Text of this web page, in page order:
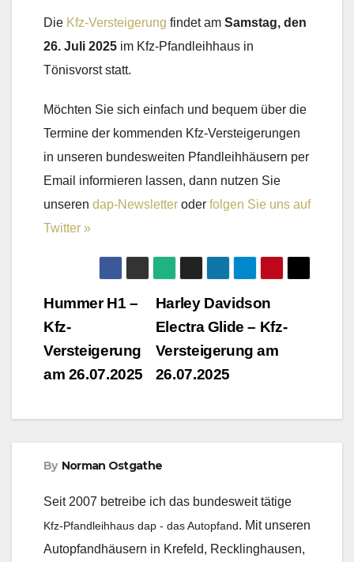
Die Kfz-Versteigerung findet am Samstag, den
26. Juli 2025 im Kfz-Pfandleihhaus in
Tönisvorst statt.
Möchten Sie sich einfach und bequem über die
Termine der kommenden Kfz-Versteigerungen
in unseren bundesweiten Pfandleihhäusern per
Email informieren lassen, dann nutzen Sie
unseren dap-Newsletter oder folgen Sie uns auf
Twitter »
Beitragsnavigation
Harley Davidson
Electra Glide – Kfz-
Versteigerung am
26.07.2025
Hummer H1 –
Kfz-
Versteigerung
am 26.07.2025
By Norman Ostgathe
Seit 2007 betreibe ich das bundesweit tätige
Kfz-Pfandleihhaus dap - das Autopfand. Mit unseren
Autopfandhäusern in Krefeld, Recklinghausen,